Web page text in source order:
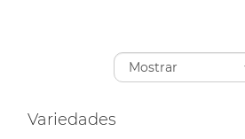
Variedades